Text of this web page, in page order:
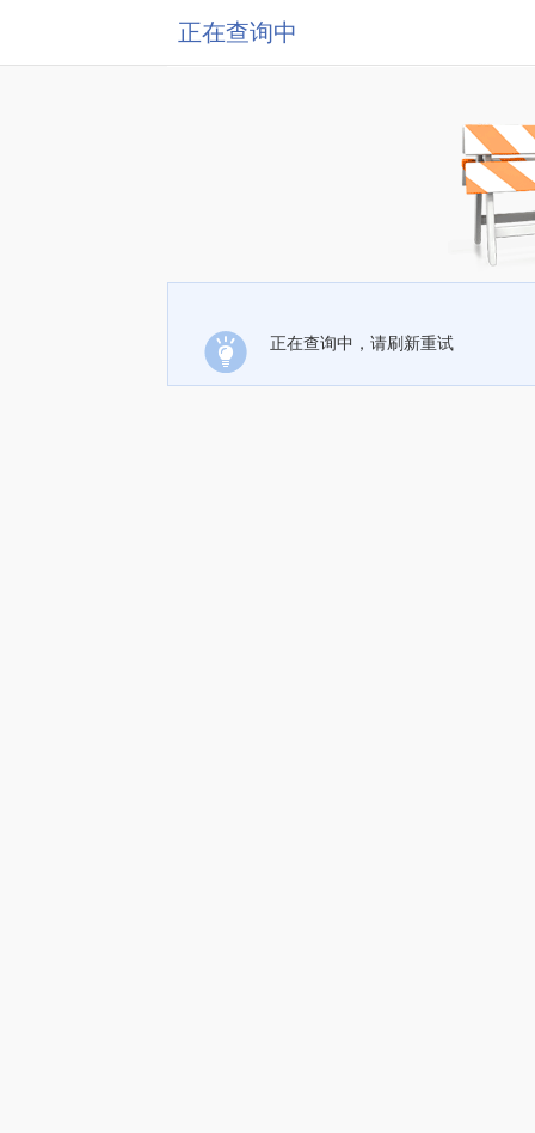
正在查询中
正在查询中，请刷新重试